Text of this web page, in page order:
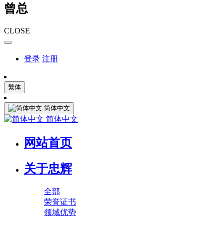
曾总
CLOSE
登录 注册
繁体
简体中文
简体中文
网站首页
关于忠辉
全部
荣誉证书
领域优势